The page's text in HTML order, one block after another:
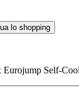
lo shopping
Eurojump Self-